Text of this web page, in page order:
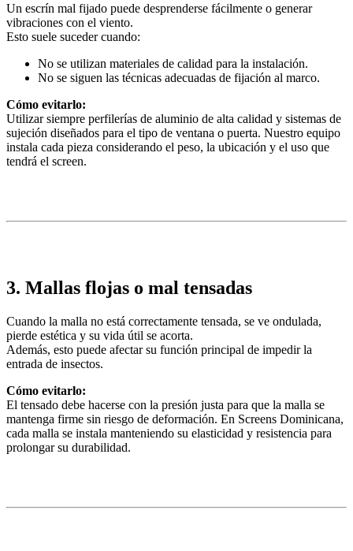
Un escrín mal fijado puede desprenderse fácilmente o generar
vibraciones con el viento.
Esto suele suceder cuando:
No se utilizan materiales de calidad para la instalación.
No se siguen las técnicas adecuadas de fijación al marco.
Cómo evitarlo:
Utilizar siempre perfilerías de aluminio de alta calidad y sistemas de
sujeción diseñados para el tipo de ventana o puerta. Nuestro equipo
instala cada pieza considerando el peso, la ubicación y el uso que
tendrá el screen.
3. Mallas flojas o mal tensadas
Cuando la malla no está correctamente tensada, se ve ondulada,
pierde estética y su vida útil se acorta.
Además, esto puede afectar su función principal de impedir la
entrada de insectos.
Cómo evitarlo:
El tensado debe hacerse con la presión justa para que la malla se
mantenga firme sin riesgo de deformación. En Screens Dominicana,
cada malla se instala manteniendo su elasticidad y resistencia para
prolongar su durabilidad.